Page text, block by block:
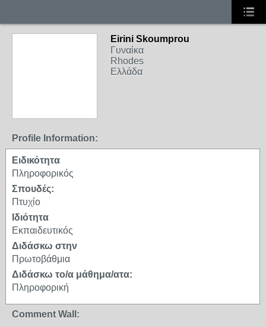
Eirini Skoumprou
Γυναίκα
Rhodes
Ελλάδα
Profile Information:
Ειδικότητα
Πληροφορικός
Σπουδές:
Πτυχίο
Ιδιότητα
Εκπαιδευτικός
Διδάσκω στην
Πρωτοβάθμια
Διδάσκω το/α μάθημα/ατα:
Πληροφορική
Comment Wall: